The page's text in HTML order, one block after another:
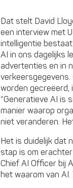
Dat stelt David
een interview met
intelligentie
AI in ons dagelijks
advertenties en in
worden gecreëerd,
“Generatieve AI is
manier waarop
niet veranderen.
Het is duidelijk dat
stap is om
Chief AI Officer bij
het waarom van